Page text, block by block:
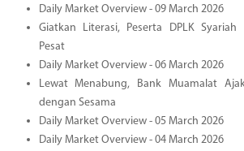
Daily Market Overview - 09 March 2026
Giatkan Literasi, Peserta DPLK Syariah
Pesat
Daily Market Overview - 06 March 2026
Lewat Menabung, Bank Muamalat
dengan Sesama
Daily Market Overview - 05 March 2026
Daily Market Overview - 04 March 2026